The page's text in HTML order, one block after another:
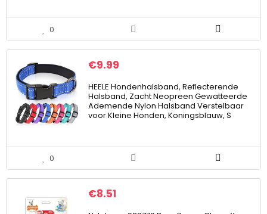
0
€9.99
HEELE Hondenhalsband, Reflecterende
Halsband, Zacht Neopreen Gewatteerde
Ademende Nylon Halsband Verstelbaar
voor Kleine Honden, Koningsblauw, S
0
€8.51